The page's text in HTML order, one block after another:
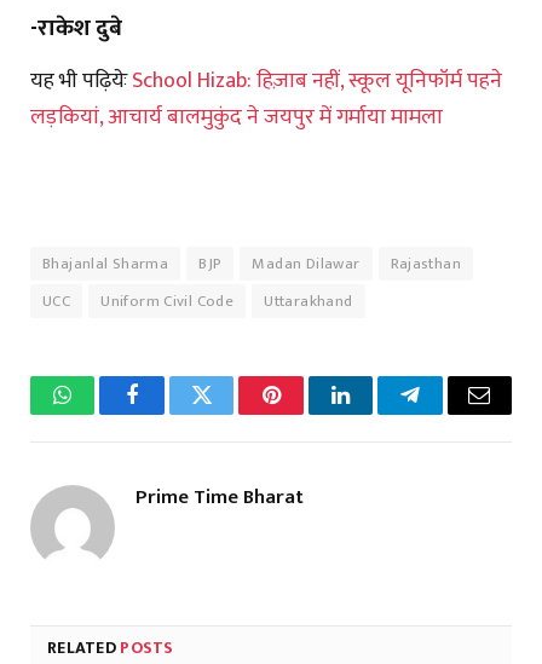
-राकेश दुबे
यह भी पढ़ियेःSchool Hizab: हिज़ाब नहीं, स्कूल यूनिफॉर्म पहने
लड़कियां, आचार्य बालमुकुंद ने जयपुर में गर्माया मामला
Bhajanlal Sharma BJP Madan Dilawar
Rajasthan
UCC
Uniform Civil Code Uttarakhand
WhatsAppFacebookTwitter PinterestLinkedInTelegramEmail
Prime Time Bharat
RELATEDPOSTS